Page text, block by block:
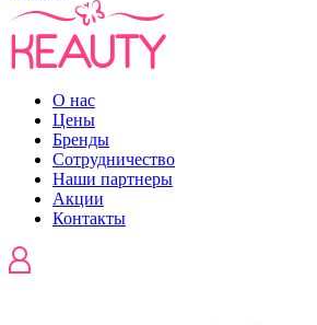
О нас
Цены
Бренды
Сотрудничество
Наши партнеры
Акции
Контакты